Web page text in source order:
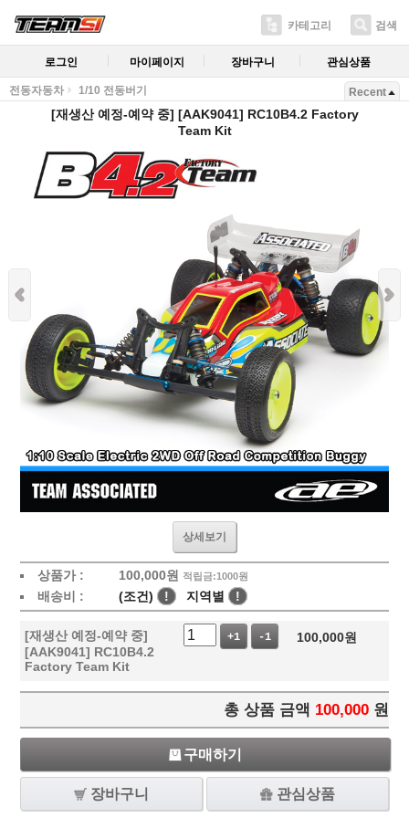
카테고리 검색
로그인 마이페이지 장바구니 관심상품
전동자동차 1/10 전동버기 Recent
[재생산 예정-예약 중] [AAK9041] RC10B4.2 Factory
Team Kit
상세보기
상품가 : 100,000원 적립금:1000원
배송비 : (조건) ! 지역별 !
[재생산 예정-예약 중]
[AAK9041] RC10B4.2
Factory Team Kit
+1 -1 100,000원
총 상품 금액 100,000 원
구매하기
장바구니 관심상품